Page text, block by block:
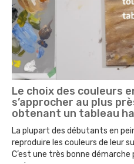
Le choix des couleurs
s’approcher au plus
obtenant un tableau
La plupart des débutants en
reproduire les couleurs de leur
C’est une très bonne